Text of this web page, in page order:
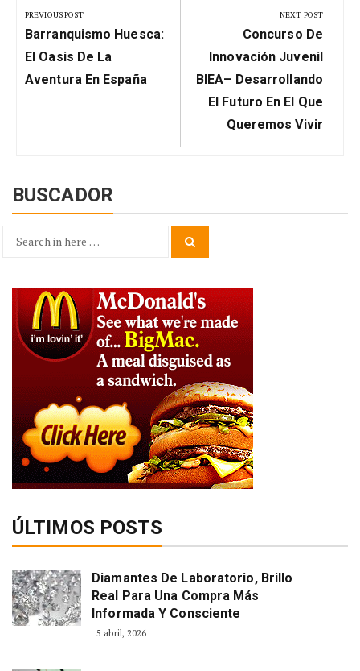
de
entradas
PREVIOUS POST
Previous
Post:
Barranquismo Huesca:
El Oasis De La
Aventura En España
NEXT POST
Next
Post:
Concurso De
Innovación Juvenil
BIEA– Desarrollando
El Futuro En El Que
Queremos Vivir
BUSCADOR
Search
ÚLTIMOS POSTS
Diamantes De Laboratorio, Brillo
Real Para Una Compra Más
Informada Y Consciente
5 abril, 2026